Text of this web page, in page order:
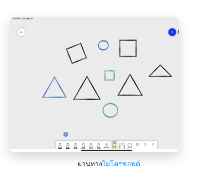
ผ่านทางไมโครซอฟต์